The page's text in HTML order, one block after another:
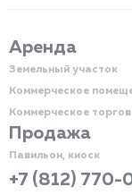
Аренда
Земельный участок
Коммерческое
Коммерческое
Продажа
Павильон, киоск
+7 (812)